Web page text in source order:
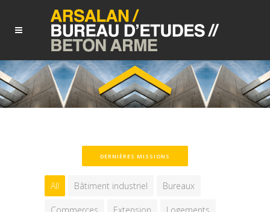
DERNIÈRES MISSIONS
All Bâtiment industriel Bureaux
Commerces Extension Logements